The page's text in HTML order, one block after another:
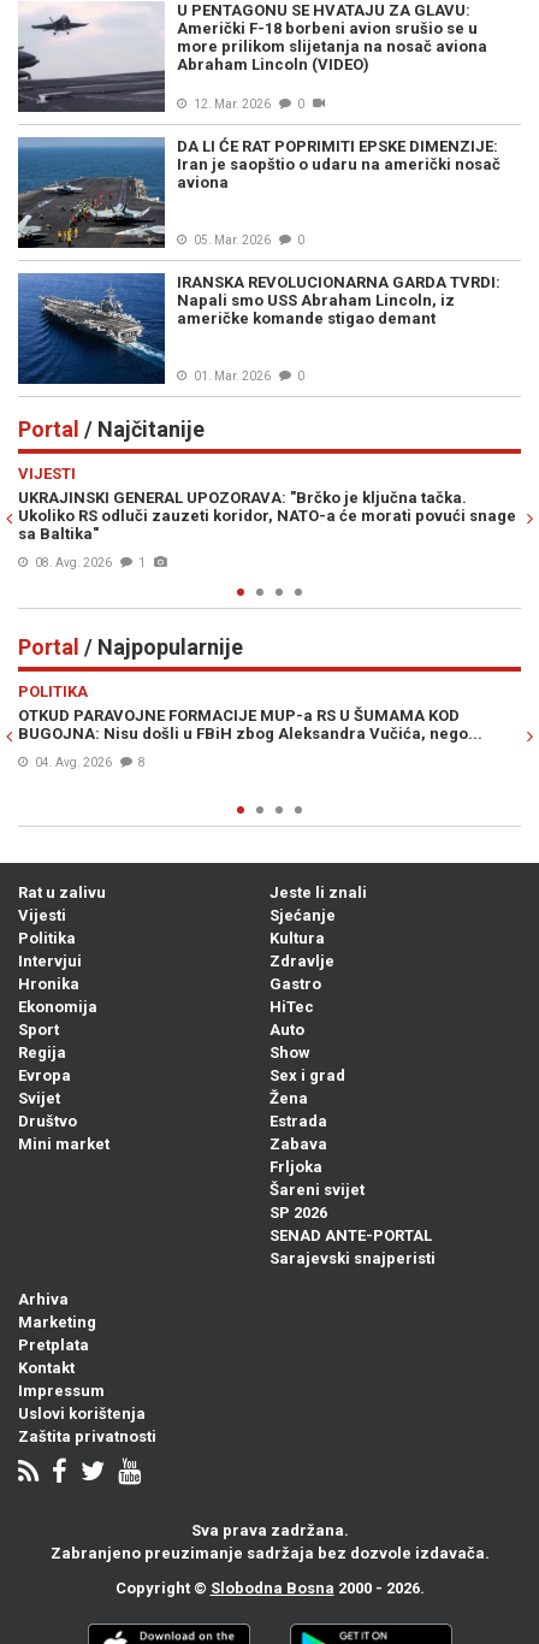
U PENTAGONU SE HVATAJU ZA GLAVU:
Američki F-18 borbeni avion srušio se u
more prilikom slijetanja na nosač aviona
Abraham Lincoln (VIDEO)
12. Mar. 2026 0
DA LI ĆE RAT POPRIMITI EPSKE DIMENZIJE:
Iran je saopštio o udaru na američki nosač
aviona
05. Mar. 2026 0
IRANSKA REVOLUCIONARNA GARDA TVRDI:
Napali smo USS Abraham Lincoln, iz
američke komande stigao demant
01. Mar. 2026 0
Portal / Najčitanije
VIJESTI
UKRAJINSKI GENERAL UPOZORAVA: "Brčko je ključna tačka.
Ukoliko RS odluči zauzeti koridor, NATO-a će morati povući snage
sa Baltika"
08. Avg. 2026 1
Portal / Najpopularnije
POLITIKA
OTKUD PARAVOJNE FORMACIJE MUP-a RS U ŠUMAMA KOD
BUGOJNA: Nisu došli u FBiH zbog Aleksandra Vučića, nego...
04. Avg. 2026 8
Rat u zalivu
Vijesti
Politika
Intervjui
Hronika
Ekonomija
Sport
Regija
Evropa
Svijet
Društvo
Mini market
Jeste li znali
Sjećanje
Kultura
Zdravlje
Gastro
HiTec
Auto
Show
Sex i grad
Žena
Estrada
Zabava
Frljoka
Šareni svijet
SP 2026
SENAD ANTE-PORTAL
Sarajevski snajperisti
Arhiva
Marketing
Pretplata
Kontakt
Impressum
Uslovi korištenja
Zaštita privatnosti
Sva prava zadržana.
Zabranjeno preuzimanje sadržaja bez dozvole izdavača.
Copyright © Slobodna Bosna 2000 - 2026.